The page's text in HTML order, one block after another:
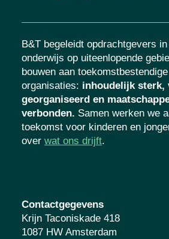
B&T begeleidt opdrachtgevers
onderwijs op uiteenlopende
bouwen aan toekomstbestendige
organisaties: inhoudelijk sterk,
georganiseerd en
verbonden. Samen werken we
toekomst voor kinderen en
over wat ons drijft.
Contactgegevens
Krijn Taconiskade 418
1087 HW Amsterdam